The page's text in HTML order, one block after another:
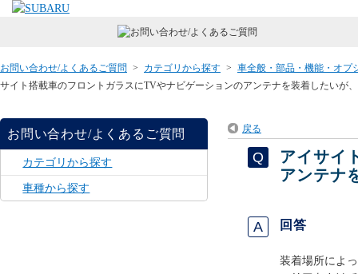
お問い合わせ/よくあるご質問 > カテゴリから探す > 車全般・部品・機能・オプ
サイト搭載車のフロントガラスにTVやナビゲーションのアンテナを装着したいが
お問い合わせ/よくあるご質問
カテゴリから探す
車種から探す
戻る
アイサイ
アンテナ
回答
装着場所によ